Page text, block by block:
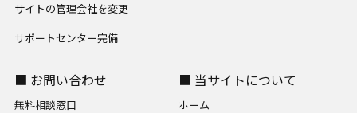
サイトの管理会社を変更
サポートセンター完備
■ お問い合わせ
無料相談窓口
■ 当サイトについて
ホーム